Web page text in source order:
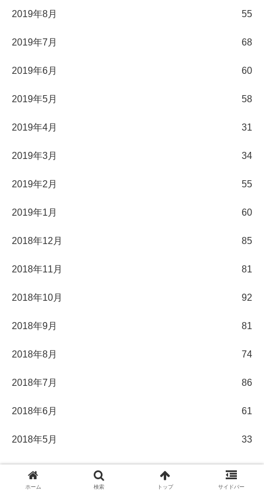
2019年8月 55
2019年7月 68
2019年6月 60
2019年5月 58
2019年4月 31
2019年3月 34
2019年2月 55
2019年1月 60
2018年12月 85
2018年11月 81
2018年10月 92
2018年9月 81
2018年8月 74
2018年7月 86
2018年6月 61
2018年5月 33
ホーム 検索 トップ サイドバー